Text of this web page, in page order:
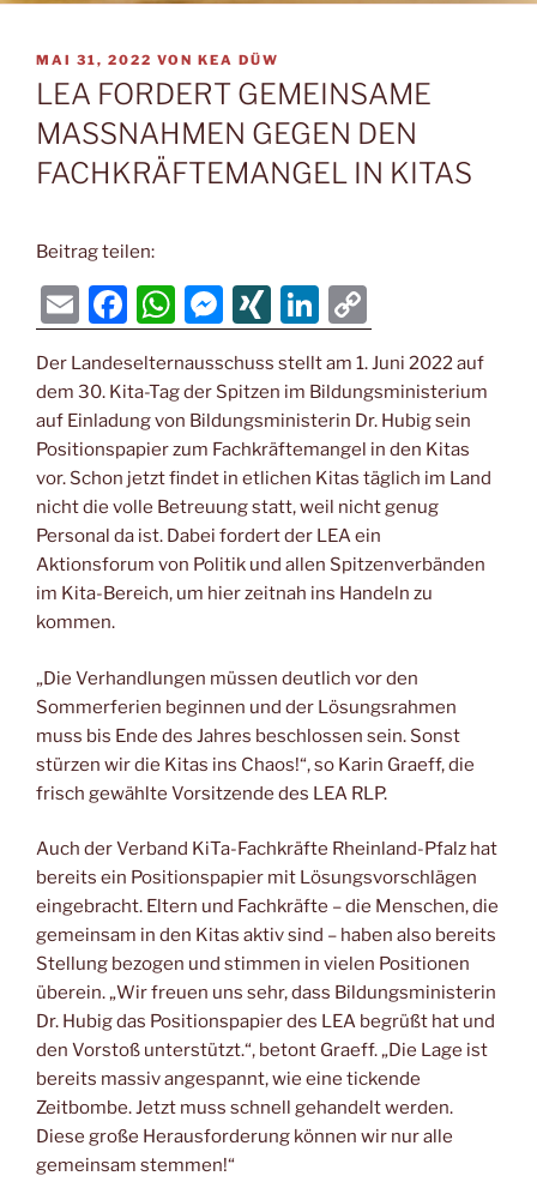
VERÖFFENTLICHT
AM
MAI 31, 2022 VON KEA DÜW
LEA FORDERT GEMEINSAME
MASSNAHMEN GEGEN DEN
FACHKRÄFTEMANGEL IN KITAS
Beitrag teilen:
E
m
ai
l
F
a
c
e
b
o
o
k
W
h
at
s
A
p
p
M
e
ss
e
n
g
er
XI
N
G
Li
n
k
e
dI
n
o
p
y
Li
n
k
Der Landeselternausschuss stellt am 1. Juni 2022 auf
dem 30. Kita-Tag der Spitzen im Bildungsministerium
auf Einladung von Bildungsministerin Dr. Hubig sein
Positionspapier zum Fachkräftemangel in den Kitas
vor. Schon jetzt findet in etlichen Kitas täglich im Land
nicht die volle Betreuung statt, weil nicht genug
Personal da ist. Dabei fordert der LEA ein
Aktionsforum von Politik und allen Spitzenverbänden
im Kita-Bereich, um hier zeitnah ins Handeln zu
kommen.
„Die Verhandlungen müssen deutlich vor den
Sommerferien beginnen und der Lösungsrahmen
muss bis Ende des Jahres beschlossen sein. Sonst
stürzen wir die Kitas ins Chaos!“, so Karin Graeff, die
frisch gewählte Vorsitzende des LEA RLP.
Auch der Verband KiTa-Fachkräfte Rheinland-Pfalz hat
bereits ein Positionspapier mit Lösungsvorschlägen
eingebracht. Eltern und Fachkräfte – die Menschen, die
gemeinsam in den Kitas aktiv sind – haben also bereits
Stellung bezogen und stimmen in vielen Positionen
überein. „Wir freuen uns sehr, dass Bildungsministerin
Dr. Hubig das Positionspapier des LEA begrüßt hat und
den Vorstoß unterstützt.“, betont Graeff. „Die Lage ist
bereits massiv angespannt, wie eine tickende
Zeitbombe. Jetzt muss schnell gehandelt werden.
Diese große Herausforderung können wir nur alle
gemeinsam stemmen!“